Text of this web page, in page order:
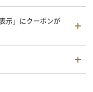
示」にクーポンが